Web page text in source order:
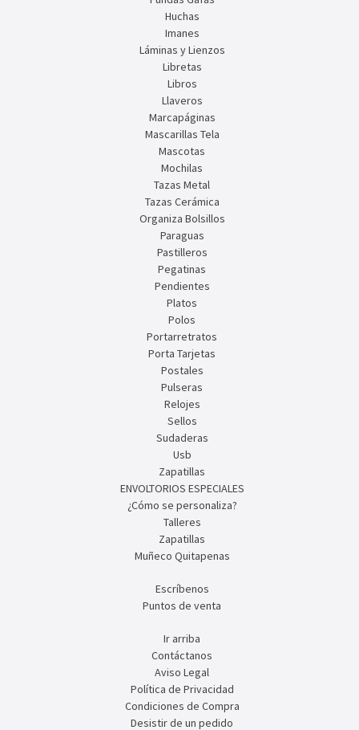
Huchas
Imanes
Láminas y Lienzos
Libretas
Libros
Llaveros
Marcapáginas
Mascarillas Tela
Mascotas
Mochilas
Tazas Metal
Tazas Cerámica
Organiza Bolsillos
Paraguas
Pastilleros
Pegatinas
Pendientes
Platos
Polos
Portarretratos
Porta Tarjetas
Postales
Pulseras
Relojes
Sellos
Sudaderas
Usb
Zapatillas
ENVOLTORIOS ESPECIALES
¿Cómo se personaliza?
Talleres
Zapatillas
Muñeco Quitapenas
Escríbenos
Puntos de venta
Ir arriba
Contáctanos
Aviso Legal
Política de Privacidad
Condiciones de Compra
Desistir de un pedido